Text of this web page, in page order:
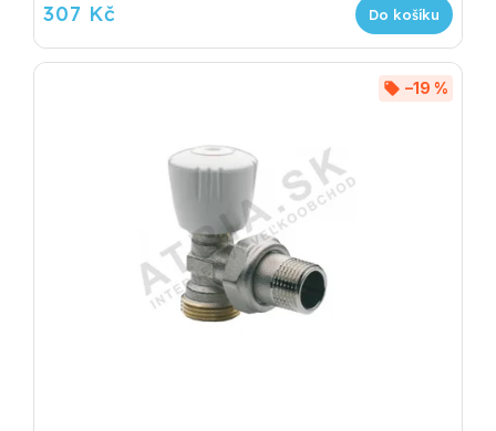
307 Kč Do košíku
–19 %